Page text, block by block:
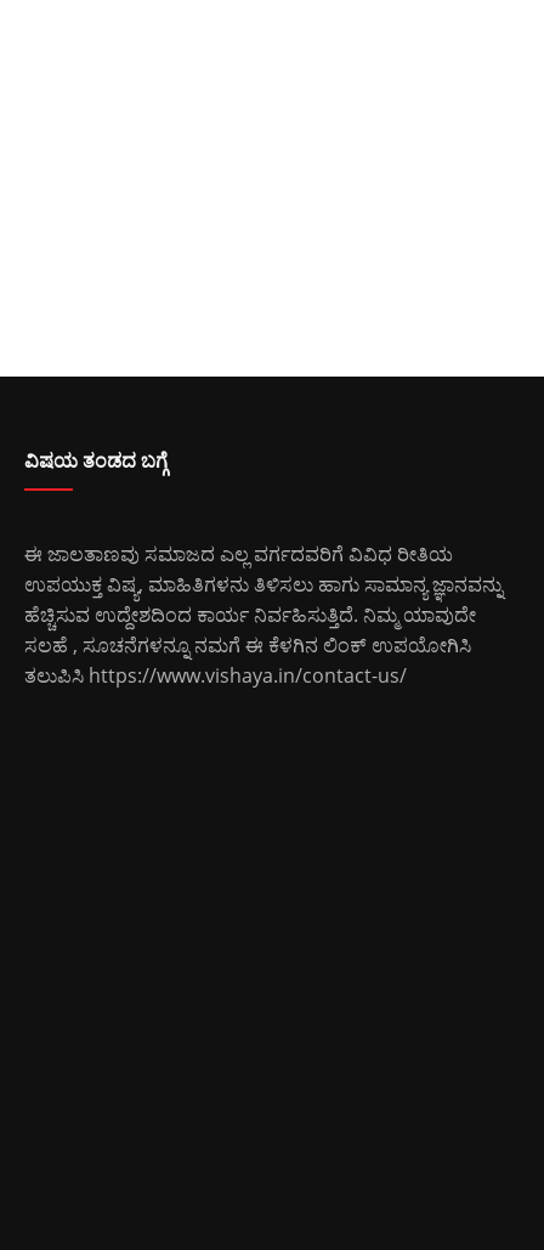
ವಿಷಯ ತಂಡದ ಬಗ್ಗೆ
ಈ ಜಾಲತಾಣವು ಸಮಾಜದ ಎಲ್ಲ ವರ್ಗದವರಿಗೆ ವಿವಿಧ ರೀತಿಯ
ಉಪಯುಕ್ತ ವಿಷ್ಯ, ಮಾಹಿತಿಗಳನು ತಿಳಿಸಲು ಹಾಗು ಸಾಮಾನ್ಯ ಜ್ಞಾನವನ್ನು
ಹೆಚ್ಚಿಸುವ ಉದ್ದೇಶದಿಂದ ಕಾರ್ಯ ನಿರ್ವಹಿಸುತ್ತಿದೆ. ನಿಮ್ಮ ಯಾವುದೇ
ಸಲಹೆ , ಸೂಚನೆಗಳನ್ನೂ ನಮಗೆ ಈ ಕೆಳಗಿನ ಲಿಂಕ್ ಉಪಯೋಗಿಸಿ
ತಲುಪಿಸಿ https://www.vishaya.in/contact-us/